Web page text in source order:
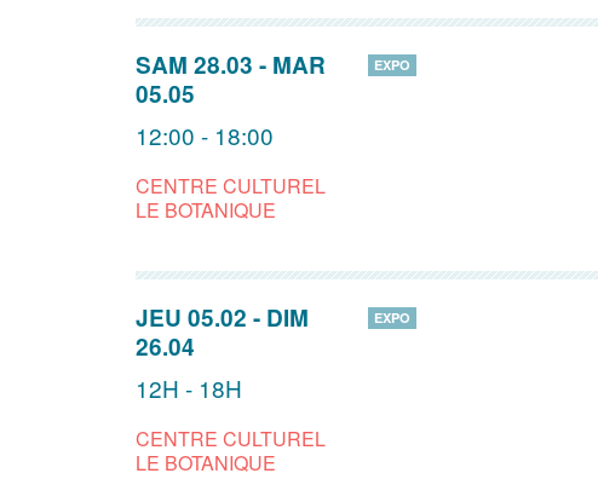
SAM 28.03 - MAR
05.05
12:00 - 18:00
CENTRE CULTUREL
LE BOTANIQUE
EXPO
JEU 05.02 - DIM
26.04
12H - 18H
CENTRE CULTUREL
LE BOTANIQUE
EXPO